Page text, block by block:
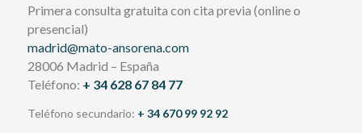
Primera consulta gratuita con cita previa (online o
presencial)
madrid@mato-ansorena.com
28006 Madrid – España
Teléfono: + 34 628 67 84 77
Teléfono secundario: + 34 670 99 92 92